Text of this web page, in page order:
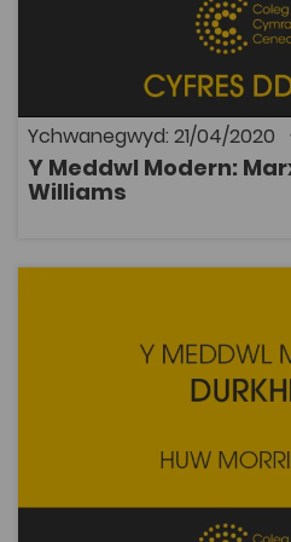
Ychwanegwyd: 21/04/2020
Y Meddwl Modern:
Williams
Adnodd Coleg Cymraeg
Darlun o fywyd Karl Marx: ei
athroniaeth a'i ddylwanwad
AGOR
Y Meddwl Modern: Durkheim
Y Meddwl Modern:
Athroniaeth Hanes
Pont i'r Brifysgol
Cymdeithaseg a Pholisi